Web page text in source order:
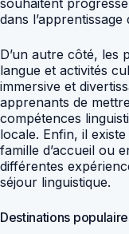
dans
D’un autre côté, les
langue et activités
immersive et
apprenants de
compétences
locale. Enfin, il
famille d’accueil ou
différentes
séjour linguistique.
Destinations